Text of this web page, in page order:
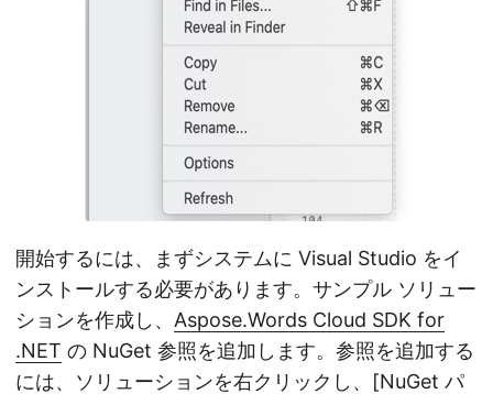
開始するには、まずシステムに Visual Studio をイ
ンストールする必要があります。サンプル ソリュー
ションを作成し、 Aspose.Words Cloud SDK for
.NET の NuGet 参照を追加します。参照を追加する
には、ソリューションを右クリックし、[NuGet パ